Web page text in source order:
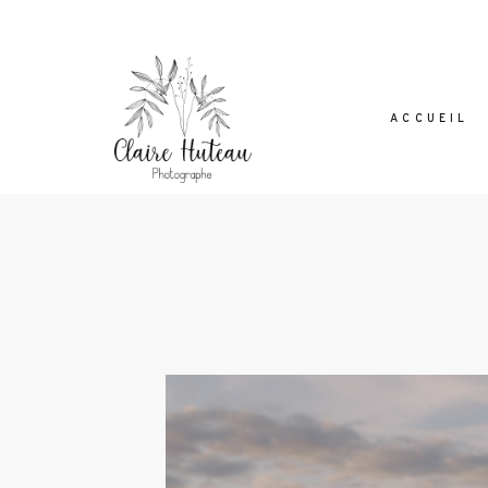
ACCUEIL
leo. Aenean lacinia bibendum
consectetur. Aenean lacinia bibendum